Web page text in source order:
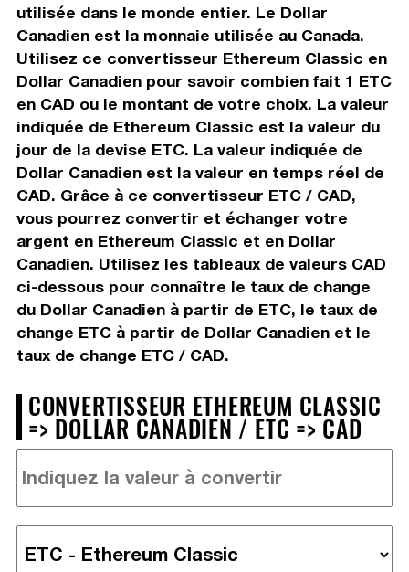
utilisée dans le monde entier. Le Dollar
Canadien est la monnaie utilisée au Canada.
Utilisez ce convertisseur Ethereum Classic en
Dollar Canadien pour savoir combien fait 1 ETC
en CAD ou le montant de votre choix. La valeur
indiquée de Ethereum Classic est la valeur du
jour de la devise ETC. La valeur indiquée de
Dollar Canadien est la valeur en temps réel de
CAD. Grâce à ce convertisseur ETC / CAD,
vous pourrez convertir et échanger votre
argent en Ethereum Classic et en Dollar
Canadien. Utilisez les tableaux de valeurs CAD
ci-dessous pour connaître le taux de change
du Dollar Canadien à partir de ETC, le taux de
change ETC à partir de Dollar Canadien et le
taux de change ETC / CAD.
CONVERTISSEUR ETHEREUM CLASSIC
=> DOLLAR CANADIEN / ETC => CAD